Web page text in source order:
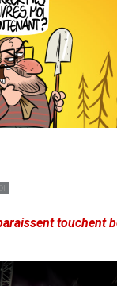
touchent